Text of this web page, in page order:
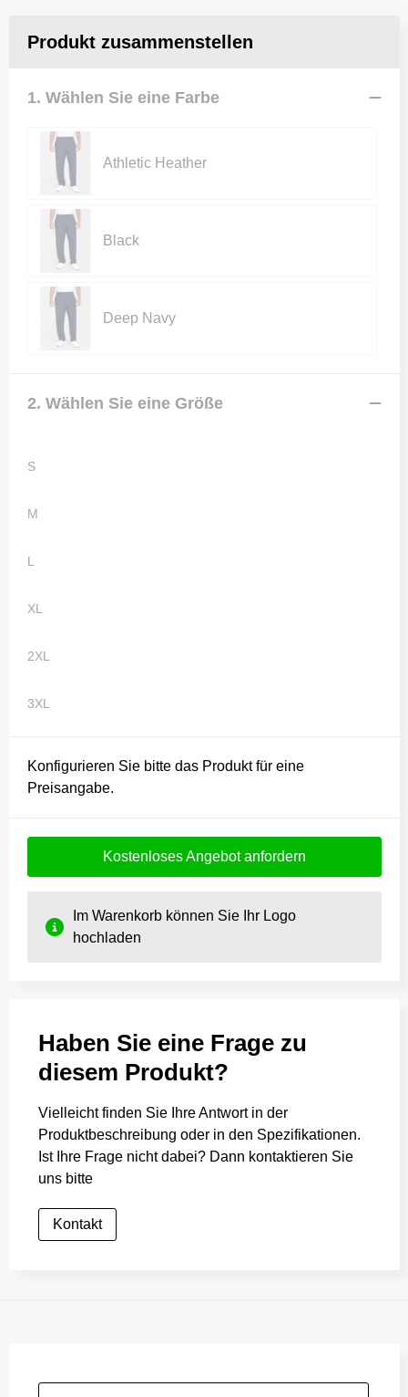
Produkt zusammenstellen
1. Wählen Sie eine Farbe
Athletic Heather
Black
Deep Navy
2. Wählen Sie eine Größe
S
M
L
XL
2XL
3XL
Konfigurieren Sie bitte das Produkt für eine
Preisangabe.
Kostenloses Angebot anfordern
Im Warenkorb können Sie Ihr Logo
hochladen
Haben Sie eine Frage zu
diesem Produkt?
Vielleicht finden Sie Ihre Antwort in der
Produktbeschreibung oder in den Spezifikationen.
Ist Ihre Frage nicht dabei? Dann kontaktieren Sie
uns bitte
Kontakt